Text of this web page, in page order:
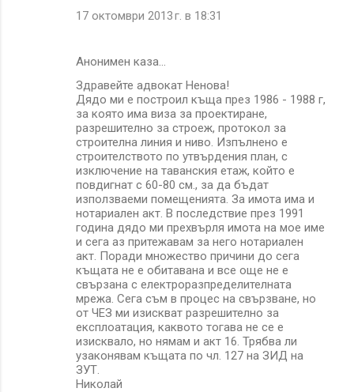
17 октомври 2013 г. в 18:31
Анонимен каза…
Здравейте адвокат Ненова!
Дядо ми е построил къща през 1986 - 1988 г,
за която има виза за проектиране,
разрешително за строеж, протокол за
строителна линия и ниво. Изпълнено е
строителството по утвърдения план, с
изключение на таванския етаж, който е
повдигнат с 60-80 см., за да бъдат
използваеми помещенията. За имота има и
нотариален акт. В последствие през 1991
година дядо ми прехвърля имота на мое име
и сега аз притежавам за него нотариален
акт. Поради множество причини до сега
къщата не е обитавана и все още не е
свързана с електроразпределителната
мрежа. Сега съм в процес на свързване, но
от ЧЕЗ ми изискват разрешително за
експлоатация, каквото тогава не се е
изисквало, но нямам и акт 16. Трябва ли
узаконявам къщата по чл. 127 на ЗИД на
ЗУТ.
Николай